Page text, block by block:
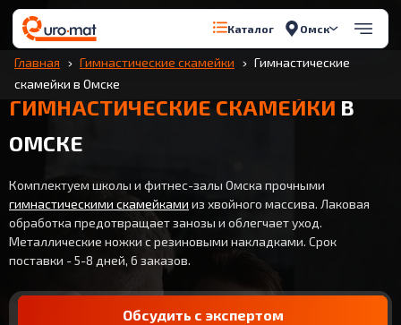
Каталог Омск
Главная Гимнастические скамейки
Гимнастические
скамейки в Омске
ГИМНАСТИЧЕСКИЕ СКАМЕЙКИ В
ОМСКЕ
Комплектуем школы и фитнес-залы Омска прочными
гимнастическими скамейками из хвойного массива. Лаковая
обработка предотвращает занозы и облегчает уход.
Металлические ножки с резиновыми накладками. Срок
поставки - 5-8 дней, 6 заказов.
Обсудить с экспертом